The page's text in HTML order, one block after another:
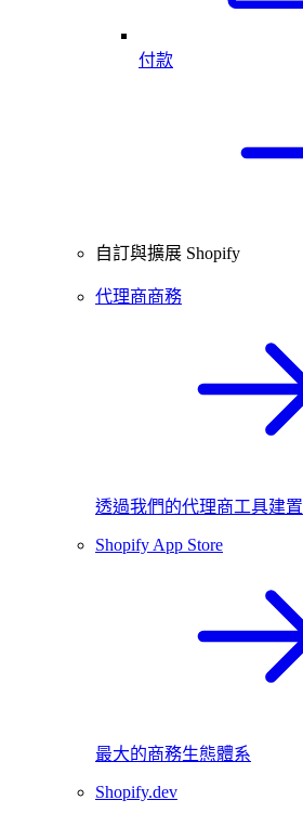
付款
自訂與擴展 Shopify
代理商商務
透過我們的代理商工具建置
Shopify App Store
最大的商務生態體系
Shopify.dev